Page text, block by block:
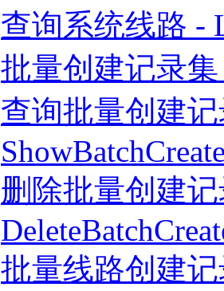
查询系统线路 -
批量创建记录集
查询批量创建
删除批量创建
批量线路创建